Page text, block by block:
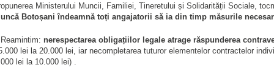
Ministerului Muncii, Familiei, Tineretului și Solidarității Sociale,
Botoșani îndeamnă toți angajatorii să ia din timp măsurile
nerespectarea obligațiilor legale atrage răspunderea
lei la 20.000 lei, iar necompletarea tuturor elementelor contractelor
lei la 10.000 lei) .